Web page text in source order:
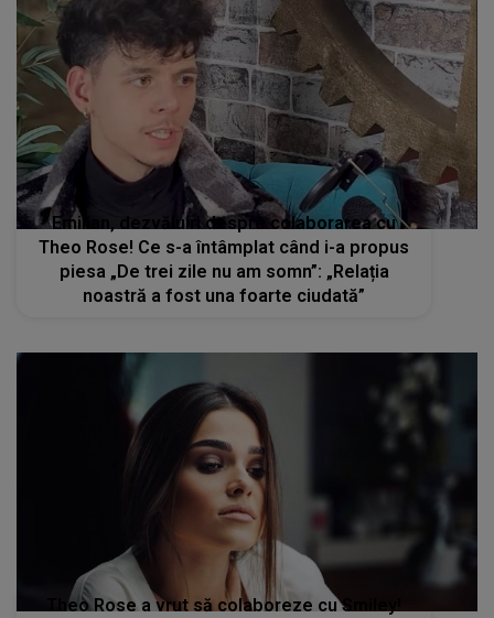
Emilian, dezvăluiri despre colaborarea cu
Theo Rose! Ce s-a întâmplat când i-a propus
piesa „De trei zile nu am somn”: „Relația
noastră a fost una foarte ciudată”
Theo Rose a vrut să colaboreze cu Smiley!